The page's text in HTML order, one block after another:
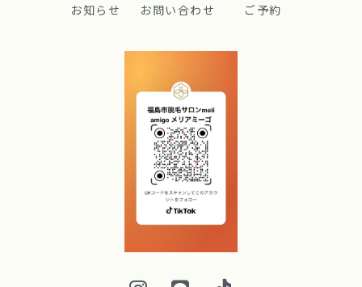
お知らせ お問い合わせ ご予約